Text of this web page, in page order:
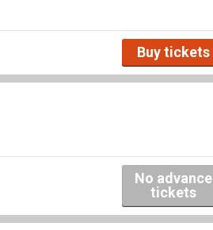
Buy tickets
No advance
tickets